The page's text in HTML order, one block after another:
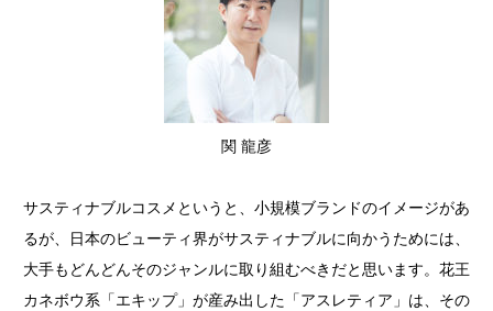
関 龍彦
サスティナブルコスメというと、小規模ブランドのイメージがあ
るが、日本のビューティ界がサスティナブルに向かうためには、
大手もどんどんそのジャンルに取り組むべきだと思います。花王
カネボウ系「エキップ」が産み出した「アスレティア」は、その